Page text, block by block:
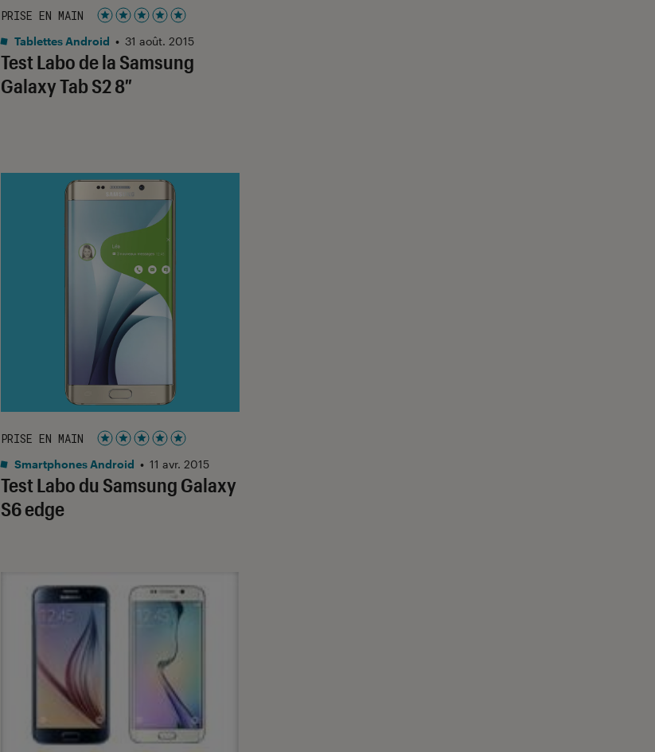
Test Labo de la Samsung
Galaxy Tab S2 8″
PRISE EN MAIN
Noté 5 étoiles sur 5
Tablettes Android • 31 août. 2015
Test Labo du Samsung Galaxy
S6 edge
PRISE EN MAIN
Noté 5 étoiles sur 5
Smartphones Android • 11 avr. 2015